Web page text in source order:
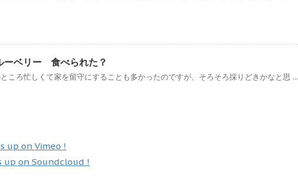
ーベリー 食べられた？
ころ忙しくて家を留守にすることも多かったのですが、そろそろ採りどきかなと思 ...
up on Vimeo !
up on Soundcloud !